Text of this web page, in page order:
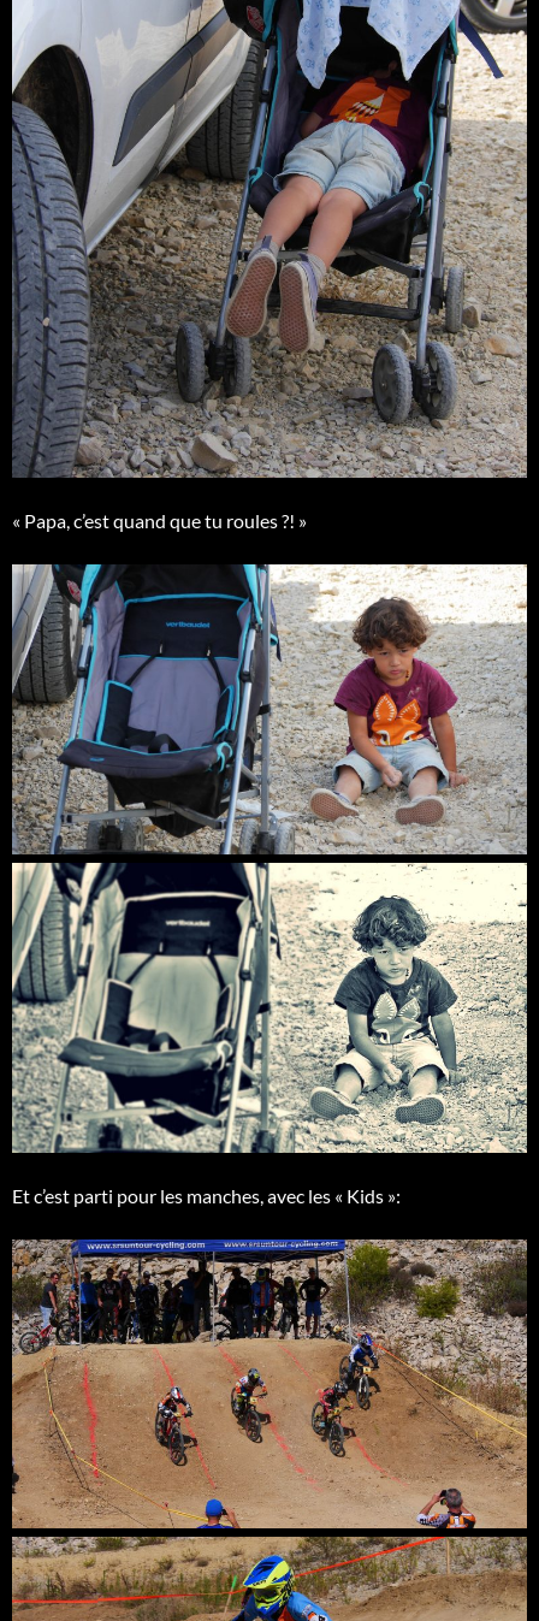
« Papa, c’est quand que tu roules ?! »
Et c’est parti pour les manches, avec les « Kids »: